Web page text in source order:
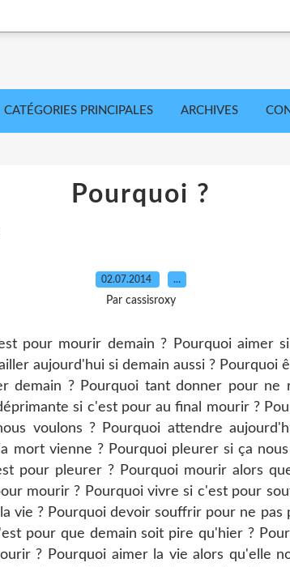
CATÉGORIES PRINCIPALES ARCHIVES
Pourquoi ?
02.07.2014 …
Par cassisroxy
pour mourir demain ? Pourquoi aimer
aujourd'hui si demain aussi ? Pourquoi
demain ? Pourquoi tant donner pour ne
si c'est pour au final mourir ?
voulons ? Pourquoi attendre
mort vienne ? Pourquoi pleurer si ça
pour pleurer ? Pourquoi mourir alors
mourir ? Pourquoi vivre si c'est pour
vie ? Pourquoi devoir souffrir pour ne pas
pour que demain soit pire qu'hier ?
? Pourquoi aimer la vie alors qu'elle